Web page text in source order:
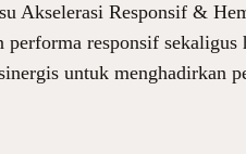
Akselerasi Responsif &
responsif
untuk menghadirkan